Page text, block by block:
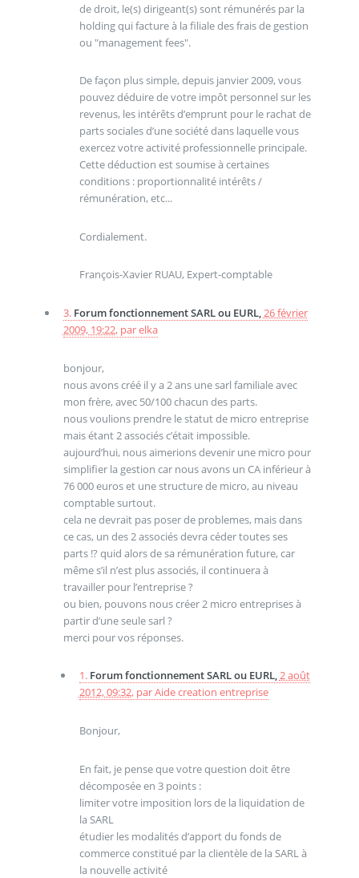
de droit, le(s) dirigeant(s) sont rémunérés par la
holding qui facture à la filiale des frais de gestion
ou "management fees".
De façon plus simple, depuis janvier 2009, vous
pouvez déduire de votre impôt personnel sur les
revenus, les intérêts d’emprunt pour le rachat de
parts sociales d’une société dans laquelle vous
exercez votre activité professionnelle principale.
Cette déduction est soumise à certaines
conditions : proportionnalité intérêts /
rémunération, etc...
Cordialement.
François-Xavier RUAU, Expert-comptable
3. Forum fonctionnement SARL ou EURL,26 février
2009, 19:22, parelka
bonjour,
nous avons créé il y a 2 ans une sarl familiale avec
mon frère, avec 50/100 chacun des parts.
nous voulions prendre le statut de micro entreprise
mais étant 2 associés c’était impossible.
aujourd’hui, nous aimerions devenir une micro pour
simplifier la gestion car nous avons un CA inférieur à
76 000 euros et une structure de micro, au niveau
comptable surtout.
cela ne devrait pas poser de problemes, mais dans
ce cas, un des 2 associés devra céder toutes ses
parts !? quid alors de sa rémunération future, car
même s’il n’est plus associés, il continuera à
travailler pour l’entreprise ?
ou bien, pouvons nous créer 2 micro entreprises à
partir d’une seule sarl ?
merci pour vos réponses.
1. Forum fonctionnement SARL ou EURL,2 août
2012, 09:32, parAide creation entreprise
Bonjour,
En fait, je pense que votre question doit être
décomposée en 3 points :
limiter votre imposition lors de la liquidation de
la SARL
étudier les modalités d’apport du fonds de
commerce constitué par la clientèle de la SARL à
la nouvelle activité